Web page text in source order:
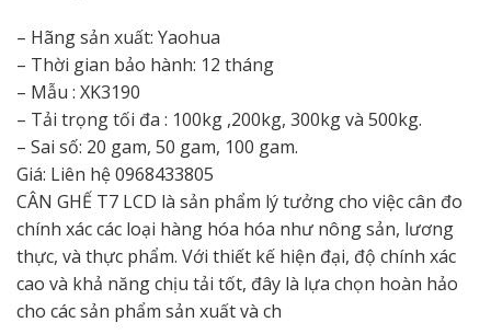
– Hãng sản xuất: Yaohua
– Thời gian bảo hành: 12 tháng
– Mẫu : XK3190
– Tải trọng tối đa : 100kg ,200kg, 300kg và 500kg.
– Sai số: 20 gam, 50 gam, 100 gam.
Giá: Liên hệ 0968433805
CÂN GHẾ T7 LCD là sản phẩm lý tưởng cho việc cân đo
chính xác các loại hàng hóa hóa như nông sản, lương
thực, và thực phẩm. Với thiết kế hiện đại, độ chính xác
cao và khả năng chịu tải tốt, đây là lựa chọn hoàn hảo
cho các sản phẩm sản xuất và ch